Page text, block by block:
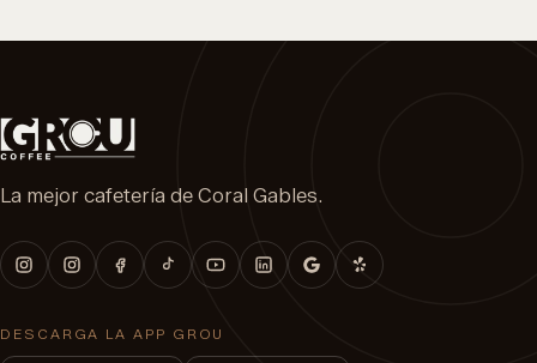
La mejor cafetería de Coral Gables.
DESCARGA LA APP GROU